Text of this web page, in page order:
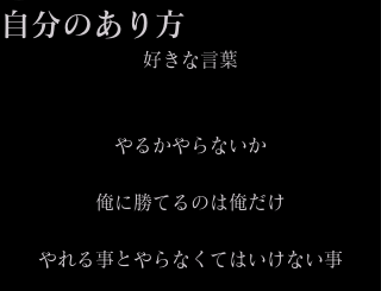
自分のあり方
好きな言葉
やるかやらないか
俺に勝てるのは俺だけ
やれる事とやらなくてはいけない事